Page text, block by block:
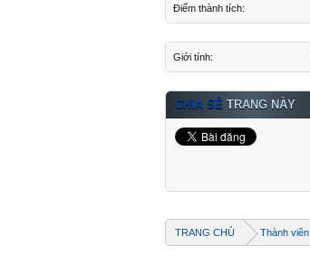
Điểm thành tích:
Giới tính:
CHIA SẺ TRANG NÀY
TRANG CHỦ Thành viên